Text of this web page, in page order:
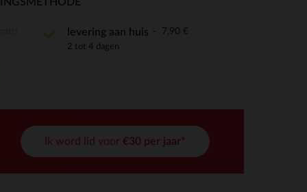
aan te passen en te beheren, en zorgt ervoor dat aan
levering aan huis 7,90 €
2 tot 4 dagen
Ik word lid voor €30 per jaar*